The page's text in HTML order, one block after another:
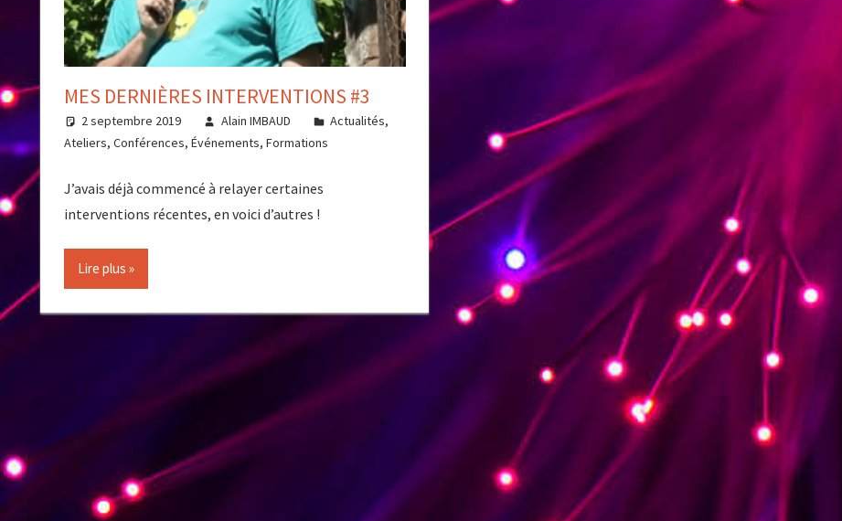
MES DERNIÈRES INTERVENTIONS #3
2 septembre 2019 Alain IMBAUD Actualités,
Ateliers, Conférences, Événements, Formations
J’avais déjà commencé à relayer certaines
interventions récentes, en voici d’autres !
Lire plus